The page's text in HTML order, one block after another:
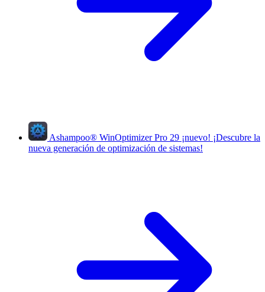
Ashampoo® WinOptimizer Pro 29 ¡nuevo! ¡Descubre la
nueva generación de optimización de sistemas!